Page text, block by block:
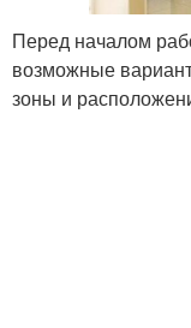
Перед началом
возможные
зоны и